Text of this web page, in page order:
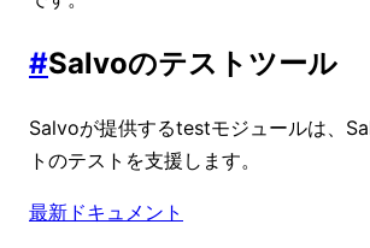
#Salvoのテストツール
Salvoが提供するtestモジュールは、
トのテストを支援します。
最新ドキュメント